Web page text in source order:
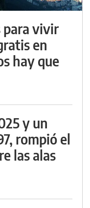
para vivir
en
hay que
y un
rompió el
las alas